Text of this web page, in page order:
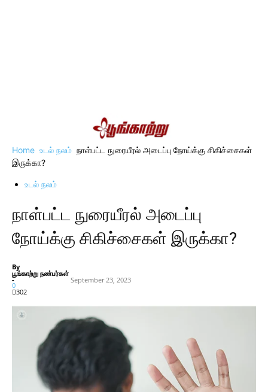
Home உடல் நலம் நாள்பட்ட நுரையீரல் அடைப்பு நோய்க்கு சிகிச்சைகள்
இருக்கா?
உடல் நலம்
நாள்பட்ட நுரையீரல் அடைப்பு
நோய்க்கு சிகிச்சைகள் இருக்கா?
By
பூங்காற்று நண்பர்கள்
- September 23, 2023
0
302